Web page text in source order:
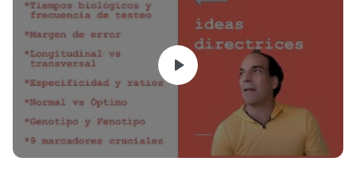
en vivo.